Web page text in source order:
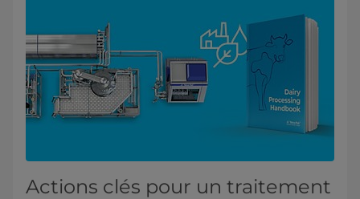
Actions clés pour un traitement